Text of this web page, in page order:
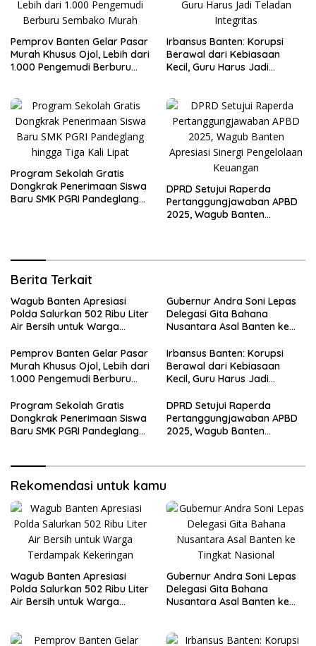
Pemprov Banten Gelar Pasar
Murah Khusus Ojol, Lebih dari
1.000 Pengemudi Berburu
Irbansus Banten: Korupsi
Berawal dari Kebiasaan
Kecil, Guru Harus Jadi
Program Sekolah Gratis
Dongkrak Penerimaan Siswa
Baru SMK PGRI Pandeglang
DPRD Setujui Raperda
Pertanggungjawaban APBD
2025, Wagub Banten
Berita Terkait
Wagub Banten Apresiasi
Polda Salurkan 502 Ribu Liter
Air Bersih untuk Warga
Gubernur Andra Soni Lepas
Delegasi Gita Bahana
Nusantara Asal Banten ke
Pemprov Banten Gelar Pasar
Murah Khusus Ojol, Lebih dari
1.000 Pengemudi Berburu
Irbansus Banten: Korupsi
Berawal dari Kebiasaan
Kecil, Guru Harus Jadi
Program Sekolah Gratis
Dongkrak Penerimaan Siswa
Baru SMK PGRI Pandeglang
DPRD Setujui Raperda
Pertanggungjawaban APBD
2025, Wagub Banten
Rekomendasi untuk kamu
Wagub Banten Apresiasi
Polda Salurkan 502 Ribu Liter
Air Bersih untuk Warga
Gubernur Andra Soni Lepas
Delegasi Gita Bahana
Nusantara Asal Banten ke